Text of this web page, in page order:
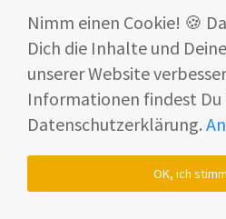
Nimm einen Cookie! 🍪
Dich die Inhalte und
unserer Website
Informationen findest Du
Datenschutzerklärung.
OK, ich